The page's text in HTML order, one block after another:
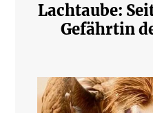
Lachtaube:
Gefährtin